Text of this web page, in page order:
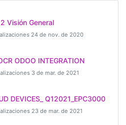
Visión General
24 de nov. de 2020
ODOO INTEGRATION
3 de mar. de 2021
DEVICES_ Q12021_EPC3000
23 de mar. de 2021